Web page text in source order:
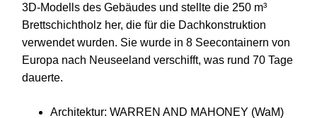
3D-Modells des Gebäudes und stellte die 250 m³
Brettschichtholz her, die für die Dachkonstruktion
verwendet wurden. Sie wurde in 8 Seecontainern von
Europa nach Neuseeland verschifft, was rund 70 Tage
dauerte.
Architektur: WARREN AND MAHONEY (WaM)